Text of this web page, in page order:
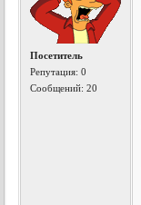
Посетитель
Репутация:0
Сообщений: 20